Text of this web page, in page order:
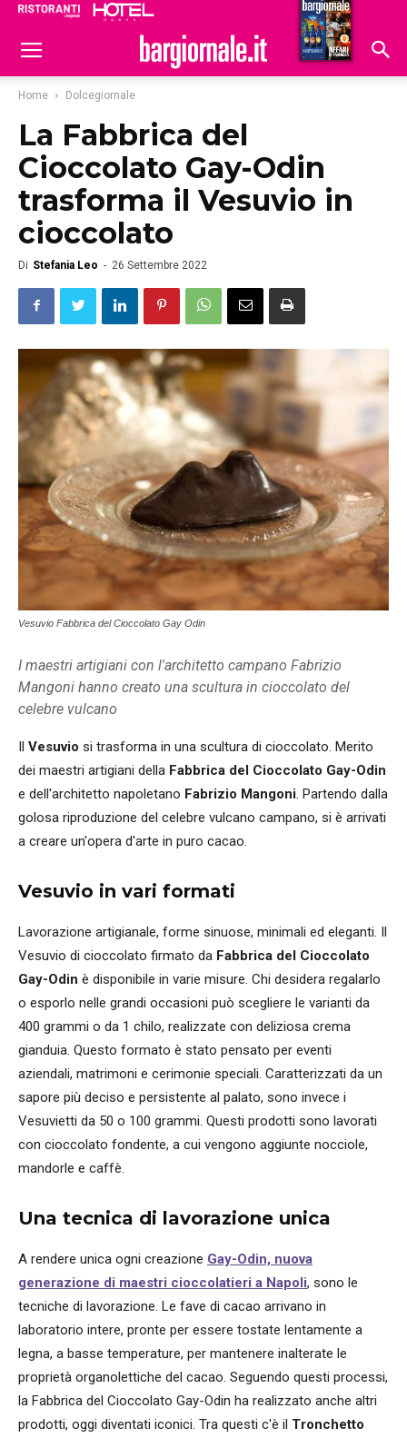
Hoteldomani
Home Dolcegiornale
La Fabbrica del
Cioccolato Gay-Odin
trasforma il Vesuvio in
cioccolato
Di Stefania Leo - 26 Settembre 2022
Vesuvio Fabbrica del Cioccolato Gay Odin
I maestri artigiani con l'architetto campano Fabrizio
Mangoni hanno creato una scultura in cioccolato del
celebre vulcano
Vesuvio si trasforma in una scultura di cioccolato. Merito
dei maestri artigiani della Fabbrica del Cioccolato Gay-Odin
e dell'architetto napoletano Fabrizio Mangoni. Partendo dalla
golosa riproduzione del celebre vulcano campano, si è arrivati
a creare un'opera d'arte in puro cacao.
Vesuvio in vari formati
Lavorazione artigianale, forme sinuose, minimali ed eleganti. Il
Vesuvio di cioccolato firmato da Fabbrica del Cioccolato
Gay-Odin è disponibile in varie misure. Chi desidera regalarlo
o esporlo nelle grandi occasioni può scegliere le varianti da
400 grammi o da 1 chilo, realizzate con deliziosa crema
gianduia. Questo formato è stato pensato per eventi
aziendali, matrimoni e cerimonie speciali. Caratterizzati da un
sapore più deciso e persistente al palato, sono invece i
Vesuvietti da 50 o 100 grammi. Questi prodotti sono lavorati
con cioccolato fondente, a cui vengono aggiunte nocciole,
mandorle e caffè.
Una tecnica di lavorazione unica
A rendere unica ogni creazione Gay-Odin, nuova
generazione di maestri cioccolatieri a Napoli, sono le
tecniche di lavorazione. Le fave di cacao arrivano in
laboratorio intere, pronte per essere tostate lentamente a
legna, a basse temperature, per mantenere inalterate le
proprietà organolettiche del cacao. Seguendo questi processi,
la Fabbrica del Cioccolato Gay-Odin ha realizzato anche altri
prodotti, oggi diventati iconici. Tra questi c'è il Tronchetto